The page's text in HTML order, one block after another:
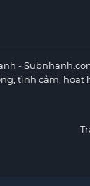
-
tình cảm, hoạt